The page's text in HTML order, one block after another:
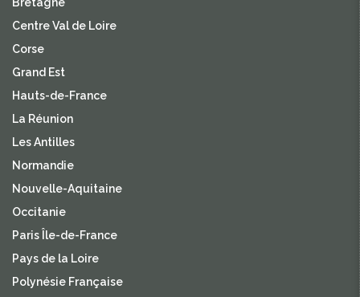
Centre Val de Loire
Corse
Grand Est
Hauts-de-France
La Réunion
Les Antilles
Normandie
Nouvelle-Aquitaine
Occitanie
Paris Île-de-France
Pays de la Loire
Polynésie Française